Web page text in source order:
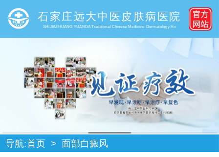
石家庄远大中医皮肤病医院
SHIJIAZHUANG YUANDA Traditional Chinese Medicine Dermatology Ho
导航:首页 > 面部白癜风